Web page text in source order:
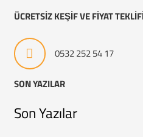
ÜCRETSİZ KEŞİF VE FİYAT
0532 252 54 17
SON YAZILAR
Son Yazılar